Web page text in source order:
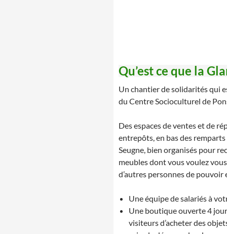
Qu’est ce que la
Un chantier de solidarités qui
du Centre Socioculturel de
Des espaces de ventes et de
entrepôts, en bas des
Seugne, bien organisés pour
meubles dont vous voulez
d’autres personnes de pouvoir
Une équipe de salariés à
Une boutique ouverte 4
visiteurs d’acheter des